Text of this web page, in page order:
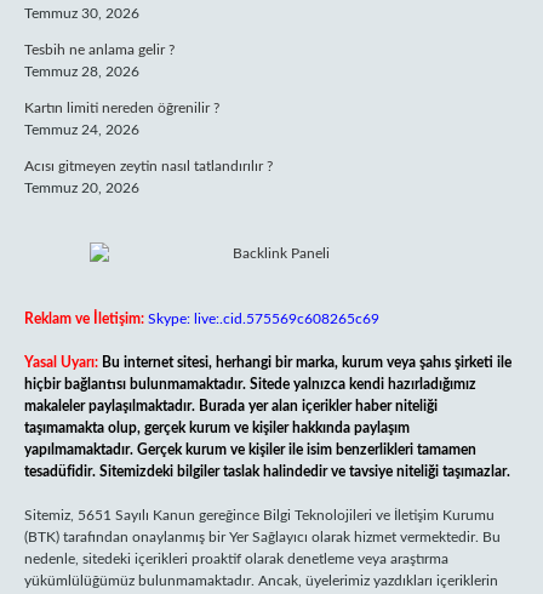
Temmuz 30, 2026
Tesbih ne anlama gelir ?
Temmuz 28, 2026
Kartın limiti nereden öğrenilir ?
Temmuz 24, 2026
Acısı gitmeyen zeytin nasıl tatlandırılır ?
Temmuz 20, 2026
Reklam ve İletişim: Skype: live:.cid.575569c608265c69
Yasal Uyarı: Bu internet sitesi, herhangi bir marka, kurum veya şahıs şirketi ile
hiçbir bağlantısı bulunmamaktadır. Sitede yalnızca kendi hazırladığımız
makaleler paylaşılmaktadır. Burada yer alan içerikler haber niteliği
taşımamakta olup, gerçek kurum ve kişiler hakkında paylaşım
yapılmamaktadır. Gerçek kurum ve kişiler ile isim benzerlikleri tamamen
tesadüfidir. Sitemizdeki bilgiler taslak halindedir ve tavsiye niteliği taşımazlar.
Sitemiz, 5651 Sayılı Kanun gereğince Bilgi Teknolojileri ve İletişim Kurumu
(BTK) tarafından onaylanmış bir Yer Sağlayıcı olarak hizmet vermektedir. Bu
nedenle, sitedeki içerikleri proaktif olarak denetleme veya araştırma
yükümlülüğümüz bulunmamaktadır. Ancak, üyelerimiz yazdıkları içeriklerin